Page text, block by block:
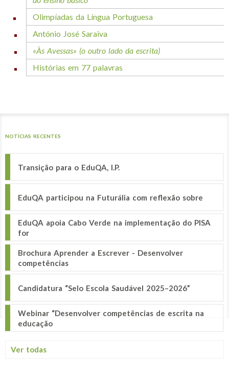
Olimpíadas da Língua Portuguesa
António José Saraiva
«Às Avessas» (o outro lado da escrita)
Histórias em 77 palavras
NOTÍCIAS RECENTES
Transição para o EduQA, I.P.
EduQA participou na Futurália com reflexão sobre
EduQA apoia Cabo Verde na implementação do PISA
for
Brochura Aprender a Escrever - Desenvolver
competências
Candidatura “Selo Escola Saudável 2025–2026”
Webinar “Desenvolver competências de escrita na
educação
Ver todas